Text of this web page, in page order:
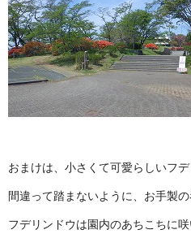
おまけは、小さくて可愛らしいフデ
間違って踏まないように、お手製
フデリンドウは園内のあちこちに